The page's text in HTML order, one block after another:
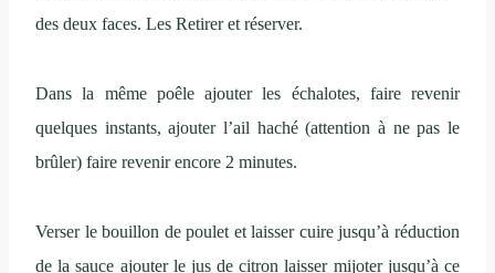
des deux faces. Les Retirer et réserver.
Dans la même poêle ajouter les échalotes, faire revenir
quelques instants, ajouter l’ail haché (attention à ne pas le
brûler) faire revenir encore 2 minutes.
Verser le bouillon de poulet et laisser cuire jusqu’à réduction
de la sauce ajouter le jus de citron laisser mijoter jusqu’à ce